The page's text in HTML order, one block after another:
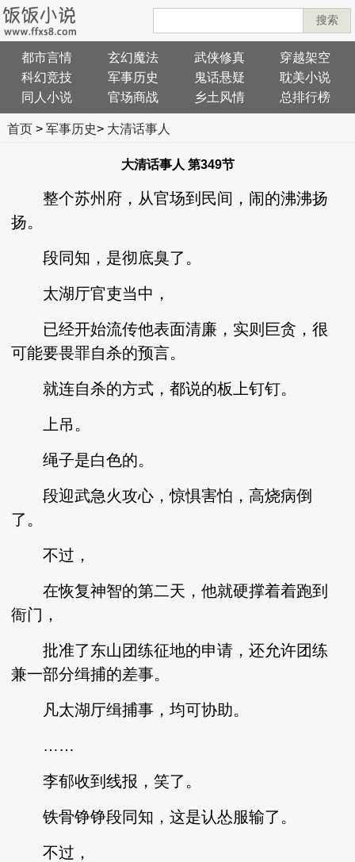
搜索
都市言情 玄幻魔法 武侠修真
穿越架空
科幻竞技
军事历史 鬼话悬疑
耽美小说
同人小说
官场商战 乡土风情 总排行榜
首页> 军事历史> 大清话事人
大清话事人 第349节
整个苏州府，从官场到民间，闹的沸沸扬
扬。
段同知，是彻底臭了。
太湖厅官吏当中，
已经开始流传他表面清廉，实则巨贪，很
可能要畏罪自杀的预言。
就连自杀的方式，都说的板上钉钉。
上吊。
绳子是白色的。
段迎武急火攻心，惊惧害怕，高烧病倒
了。
不过，
在恢复神智的第二天，他就硬撑着着跑到
衙门，
批准了东山团练征地的申请，还允许团练
兼一部分缉捕的差事。
凡太湖厅缉捕事，均可协助。
……
李郁收到线报，笑了。
铁骨铮铮段同知，这是认怂服输了。
不过，